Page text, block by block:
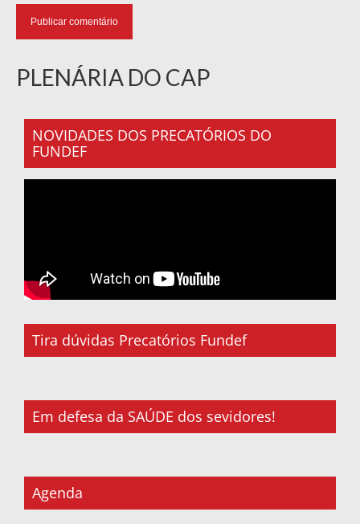
PLENÁRIA DO CAP
NOVIDADES DOS PRECATÓRIOS DO
FUNDEF
Tira dúvidas Precatórios Fundef
Em defesa da SAÚDE dos sevidores!
Agenda